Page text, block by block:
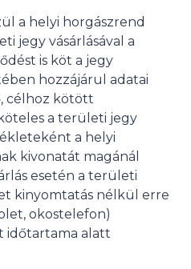
a helyi horgászrend
jegy vásárlásával a
is köt a jegy
hozzájárul adatai
célhoz kötött
a területi jegy
a helyi
kivonatát magánál
esetén a területi
kinyomtatás nélkül erre
okostelefon)
időtartama alatt